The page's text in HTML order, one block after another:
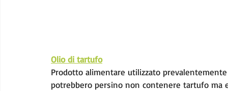
Olio di tartufo
Prodotto alimentare utilizzato
potrebbero persino non contenere tartufo ma